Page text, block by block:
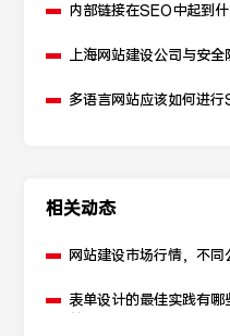
内部链接在SEO中起到什
上海网站建设公司与安
多语言网站应该如何进行
相关动态
网站建设市场行情，不同
表单设计的最佳实践有